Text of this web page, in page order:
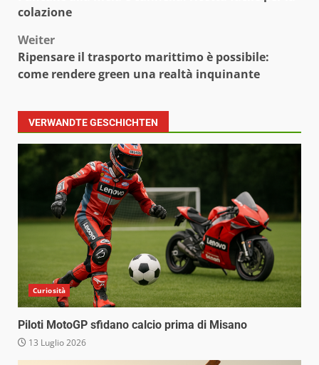
colazione
Weiter
Ripensare il trasporto marittimo è possibile:
come rendere green una realtà inquinante
VERWANDTE GESCHICHTEN
Curiosità
Piloti MotoGP sfidano calcio prima di Misano
13 Luglio 2026